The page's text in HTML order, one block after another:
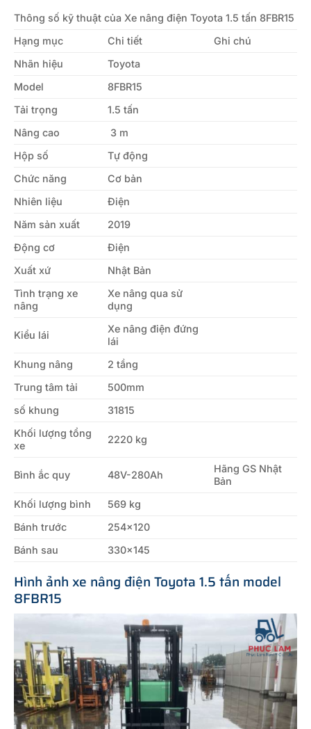
Thông số kỹ thuật của Xe nâng điện Toyota 1.5 tấn 8FBR15
Hạng mục
Chi tiết
Ghi chú
Nhãn hiệu
Toyota
Model
8FBR15
Tải trọng
1.5 tấn
Nâng cao
3 m
Hộp số
Tự động
Chức năng
Cơ bản
Nhiên liệu
Điện
Năm sản xuất
2019
Động cơ
Điện
Xuất xứ
Nhật Bản
Tình trạng xe
nâng
Xe nâng qua sử
dụng
Kiểu lái
Xe nâng điện đứng
lái
Khung nâng
2 tầng
Trung tâm tải
500mm
số khung
31815
Khối lượng tổng
xe
2220 kg
Bình ắc quy 48V-280Ah
Hãng GS Nhật
Bản
Khối lượng bình
569 kg
Bánh trước
254×120
Bánh sau
330×145
Hình ảnh xe nâng điện Toyota 1.5 tấn model
8FBR15